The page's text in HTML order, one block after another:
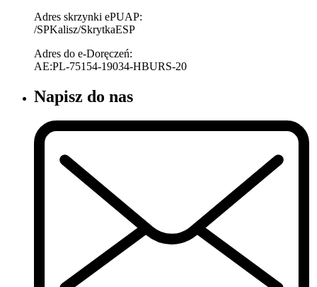
Adres skrzynki ePUAP:
/SPKalisz/SkrytkaESP
Adres do e-Doręczeń:
AE:PL-75154-19034-HBURS-20
Napisz do nas